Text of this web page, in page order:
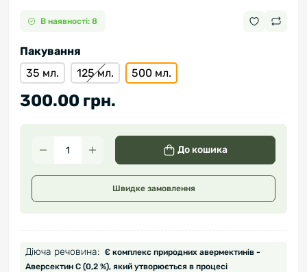
В наявності: 8
Пакування
35 мл.
125 мл. 500 мл.
300.00 грн.
До кошика
Швидке замовлення
Діюча речовина: Є комплекс природних авермектинів -
Аверсектин С (0,2 %), який утворюється в процесі